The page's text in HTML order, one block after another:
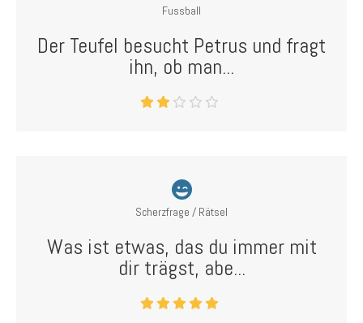
Fussball
Der Teufel besucht Petrus und fragt
ihn, ob man...
Scherzfrage / Rätsel
Was ist etwas, das du immer mit
dir trägst, abe...